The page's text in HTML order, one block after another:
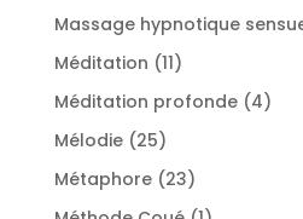
produit
Massage hypnotique
Méditation 1111
produits
Méditation profonde 44
Mélodie 2525
produits
Métaphore 2323
produits